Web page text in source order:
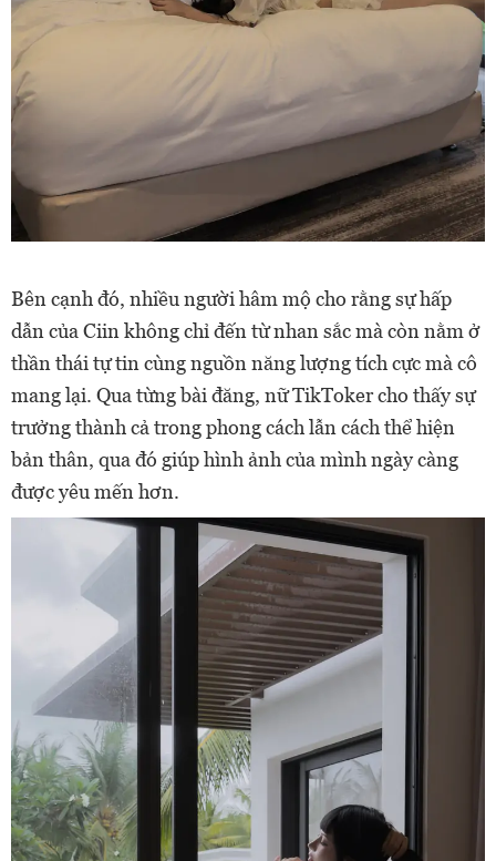
Bên cạnh đó, nhiều người hâm mộ cho rằng sự hấp
dẫn của Ciin không chỉ đến từ nhan sắc mà còn nằm ở
thần thái tự tin cùng nguồn năng lượng tích cực mà cô
mang lại. Qua từng bài đăng, nữ TikToker cho thấy sự
trưởng thành cả trong phong cách lẫn cách thể hiện
bản thân, qua đó giúp hình ảnh của mình ngày càng
được yêu mến hơn.